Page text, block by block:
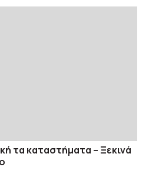
τα καταστήματα – Ξεκινά